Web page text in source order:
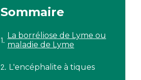
Sommaire
La borréliose de Lyme ou
maladie de Lyme
L'encéphalite à tiques